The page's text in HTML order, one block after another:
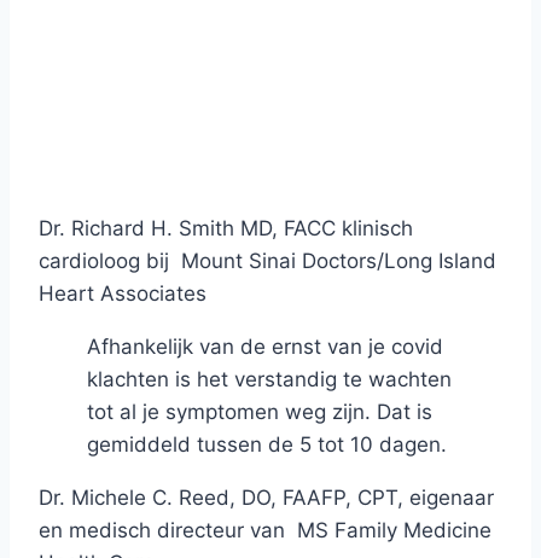
Dr. Richard H. Smith MD, FACC klinisch
cardioloog bij Mount Sinai Doctors/Long Island
Heart Associates
Afhankelijk van de ernst van je covid
klachten is het verstandig te wachten
tot al je symptomen weg zijn. Dat is
gemiddeld tussen de 5 tot 10 dagen.
Dr. Michele C. Reed, DO, FAAFP, CPT, eigenaar
en medisch directeur van MS Family Medicine